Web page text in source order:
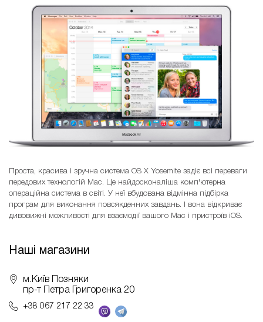
Проста, красива і зручна система OS X Yosemite задіє всі переваги
передових технологій Mac. Це найдосконаліша комп'ютерна
операційна система в світі. У неї вбудована відмінна підбірка
програм для виконання повсякденних завдань. І вона відкриває
дивовижні можливості для взаємодії вашого Mac і пристроїв iOS.
Наші магазини
м.Київ Позняки
пр-т Петра Григоренка 20
+38 067 217 22 33